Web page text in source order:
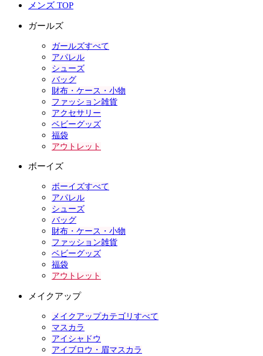
メンズ TOP
ガールズ
ガールズすべて
アパレル
シューズ
バッグ
財布・ケース・小物
ファッション雑貨
アクセサリー
ベビーグッズ
福袋
アウトレット
ボーイズ
ボーイズすべて
アパレル
シューズ
バッグ
財布・ケース・小物
ファッション雑貨
ベビーグッズ
福袋
アウトレット
メイクアップ
メイクアップカテゴリすべて
マスカラ
アイシャドウ
アイブロウ・眉マスカラ